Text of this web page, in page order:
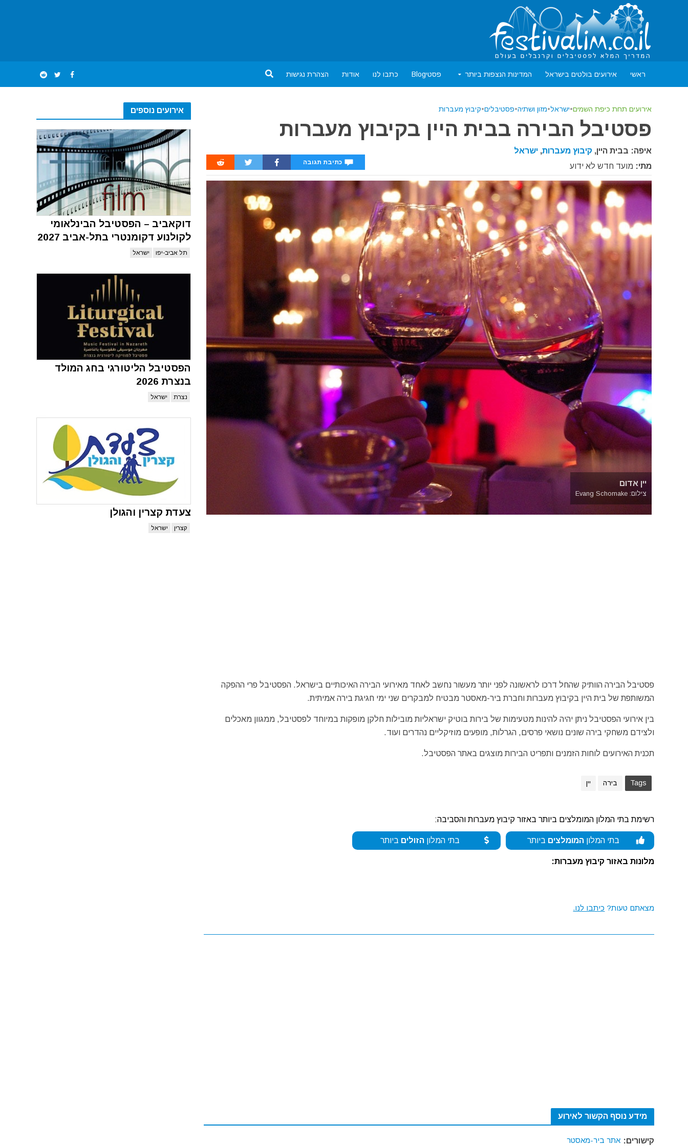
ראשי אירועים בולטים בישראל המדינות הנצפות ביותר פסטיBlog כתבו לנו אודות הצהרת נגישות
אירועים נוספים
דוקאביב – הפסטיבל הבינלאומי
לקולנוע דקומנטרי בתל-אביב 2027
תל אביב-יפו ישראל
הפסטיבל הליטורגי בחג המולד
בנצרת 2026
נצרת ישראל
צעדת קצרין והגולן
קצרין ישראל
אירועים תחת כיפת השמים•ישראל•מזון ושתיה•פסטיבלים•קיבוץ מעברות
פסטיבל הבירה בבית היין בקיבוץ מעברות
איפה: בבית היין, קיבוץ מעברות, ישראל
מתי: מועד חדש לא ידוע כתיבת תגובה
יין אדום
צילום: Evang Schomake
פסטיבל הבירה הוותיק שהחל דרכו לראשונה לפני יותר מעשור נחשב לאחד מאירועי הבירה האיכותיים בישראל. הפסטיבל פרי ההפקה
המשותפת של בית היין בקיבוץ מעברות וחברת ביר-מאסטר מבטיח למבקרים שני ימי חגיגת בירה אמיתית.
בין אירועי הפסטיבל ניתן יהיה להינות מטעימות של בירות בוטיק ישראליות מובילות חלקן מופקות במיוחד לפסטיבל, ממגוון מאכלים
ולצידם משחקי בירה שונים נושאי פרסים, הגרלות, מופעים מוזיקליים נהדרים ועוד.
תכנית האירועים לוחות הזמנים ותפריט הבירות מוצגים באתר הפסטיבל.
Tags בירה יין
רשימת בתי המלון המומלצים ביותר באזור קיבוץ מעברות והסביבה:
בתי המלון המומלצים ביותר בתי המלוןהזולים ביותר
מלונות באזור קיבוץ מעברות:
מצאתם טעות? כיתבו לנו.
מידע נוסף הקשור לאירוע
קישורים: אתר ביר-מאסטר